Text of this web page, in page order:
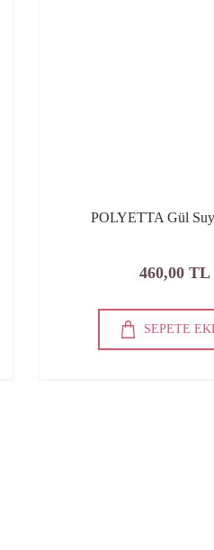
POLYETTA Gül
460,00 TL
SEPETE